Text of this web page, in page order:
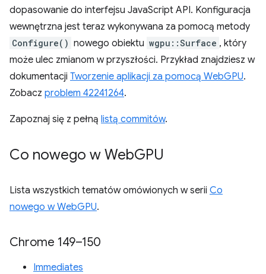
dopasowanie do interfejsu JavaScript API. Konfiguracja
wewnętrzna jest teraz wykonywana za pomocą metody
Configure() nowego obiektu wgpu::Surface , który
może ulec zmianom w przyszłości. Przykład znajdziesz w
dokumentacji Tworzenie aplikacji za pomocą WebGPU.
Zobacz problem 42241264.
Zapoznaj się z pełną listą commitów.
Co nowego w WebGPU
Lista wszystkich tematów omówionych w serii Co
nowego w WebGPU.
Chrome 149–150
Immediates